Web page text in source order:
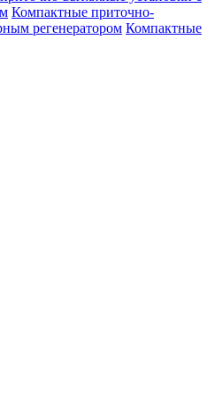
Компактные приточно-
регенератором Компактные